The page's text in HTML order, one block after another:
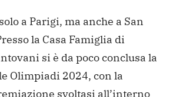
a Parigi, ma anche a San
la Casa Famiglia di
si è da poco conclusa la
Olimpiadi 2024, con la
svoltasi all’interno